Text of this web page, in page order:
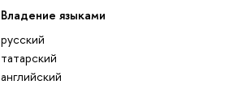
Владение языками
русский
татарский
английский